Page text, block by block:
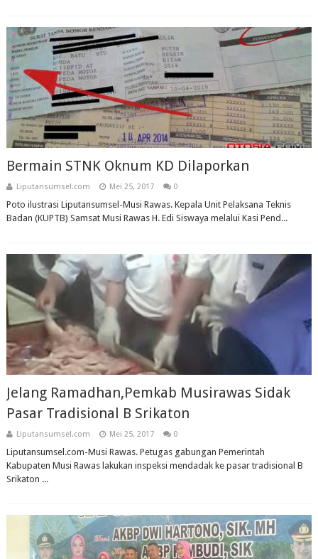
Bermain STNK Oknum KD Dilaporkan
Liputansumsel.com Mei 25, 2017 0
Poto ilustrasi Liputansumsel-Musi Rawas. Kepala Unit Pelaksana Teknis
Badan (KUPTB) Samsat Musi Rawas H. Edi Siswaya melalui Kasi Pend...
Jelang Ramadhan,Pemkab Musirawas Sidak
Pasar Tradisional B Srikaton
Liputansumsel.com Mei 25, 2017 0
Liputansumsel.com-Musi Rawas. Petugas gabungan Pemerintah
Kabupaten Musi Rawas lakukan inspeksi mendadak ke pasar tradisional B
Srikaton ...